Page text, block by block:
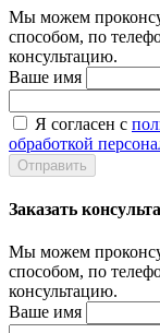
Мы можем
способом, по
консультацию.
Ваше имя
Я согласен с
обработкой
Заказать
Мы можем
способом, по
консультацию.
Ваше имя